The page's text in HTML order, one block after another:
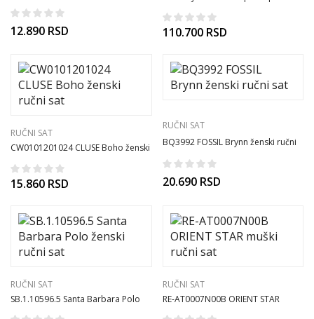
12.890 RSD
muški ručni sat
110.700 RSD
RUČNI SAT
CW0101201024 CLUSE Boho ženski
ručni sat
15.860 RSD
RUČNI SAT
BQ3992 FOSSIL Brynn ženski ručni
20.690 RSD
RUČNI SAT
SB.1.10596.5 Santa Barbara Polo
ženski ručni sat
RUČNI SAT
RE-AT0007N00B ORIENT STAR
muški ručni sat